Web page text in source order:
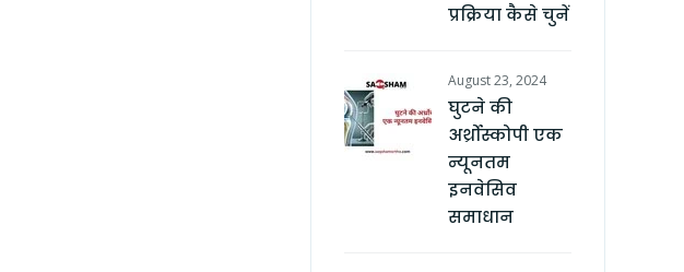
प्रक्रिया कैसे चुनें
August 23, 2024
घुटने की
अर्थ्रोस्कोपी एक
न्यूनतम
इनवेसिव
समाधान